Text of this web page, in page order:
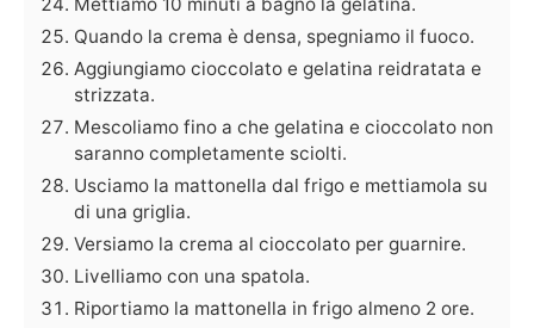
Mettiamo 10 minuti a bagno la gelatina.
Quando la crema è densa, spegniamo il fuoco.
Aggiungiamo cioccolato e gelatina reidratata e
strizzata.
Mescoliamo fino a che gelatina e cioccolato non
saranno completamente sciolti.
Usciamo la mattonella dal frigo e mettiamola su
di una griglia.
Versiamo la crema al cioccolato per guarnire.
Livelliamo con una spatola.
Riportiamo la mattonella in frigo almeno 2 ore.